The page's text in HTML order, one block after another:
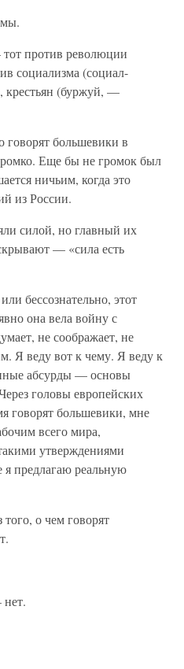
против революции
социализма (социал-
крестьян (буржуй, —
говорят большевики в
Еще бы не громок был
ничьим, когда это
из России.
силой, но главный их
— «сила есть
бессознательно, этот
она вела войну с
не соображает, не
Я веду вот к чему. Я веду к
абсурды — основы
головы европейских
говорят большевики, мне
всего мира,
утверждениями
я предлагаю реальную
о чем говорят